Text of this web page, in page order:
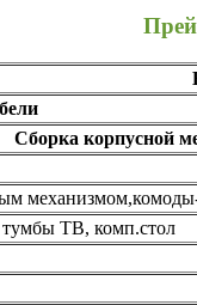
Сборка корпусной
ТВ, комп.стол